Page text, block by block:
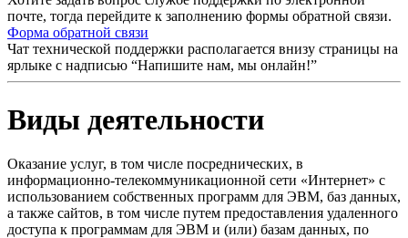
почте, тогда перейдите к заполнению формы обратной связи.
Форма обратной связи
Чат технической поддержки располагается внизу страницы на
ярлыке с надписью “Напишите нам, мы онлайн!”
Виды деятельности
Оказание услуг, в том числе посреднических, в
информационно-телекоммуникационной сети «Интернет» с
использованием собственных программ для ЭВМ, баз данных,
а также сайтов, в том числе путем предоставления удаленного
доступа к программам для ЭВМ и (или) базам данных, по